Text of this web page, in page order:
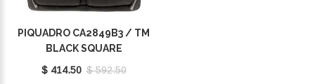
PIQUADRO CA2849B3 / TM
BLACK SQUARE
$ 414.50 $ 592.50